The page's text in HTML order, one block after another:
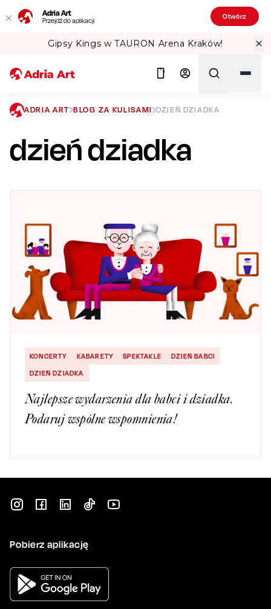
Adria Art
Przejdź do aplikacji Otwórz
Arena Kraków! Sprawdź
Szukaj
ADRIA ART BLOG ZA KULISAMI DZIEŃ DZIADKA
dzień dziadka
KONCERTY KABARETY SPEKTAKLE
DZIEŃ BABCI
DZIEŃ DZIADKA
Najlepsze wydarzenia dla babci i dziadka.
Podaruj wspólne wspomnienia!
Pobierz aplikację